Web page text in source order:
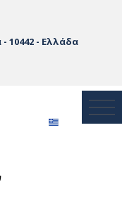
10442 - Ελλάδα